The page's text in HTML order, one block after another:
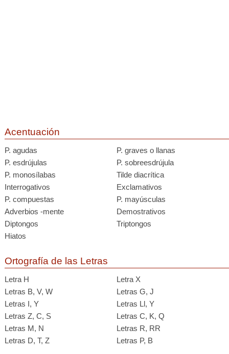
Acentuación
P. agudas
P. graves o llanas
P. esdrújulas
P. sobreesdrújula
P. monosílabas
Tilde diacrítica
Interrogativos
Exclamativos
P. compuestas
P. mayúsculas
Adverbios -mente
Demostrativos
Diptongos
Triptongos
Hiatos
Ortografía de las Letras
Letra H
Letra X
Letras B, V, W
Letras G, J
Letras I, Y
Letras Ll, Y
Letras Z, C, S
Letras C, K, Q
Letras M, N
Letras R, RR
Letras D, T, Z
Letras P, B